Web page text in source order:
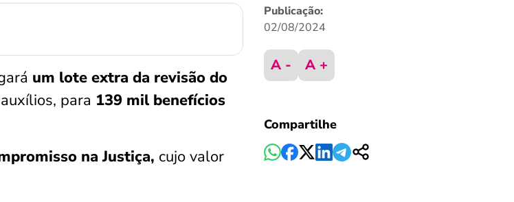
um lote extra da revisão do
para 139 mil benefícios
na Justiça, cujo valor
Publicação:
02/08/2024
A - A +
Compartilhe